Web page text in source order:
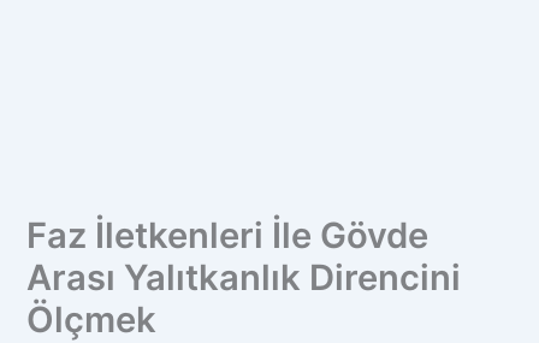
Faz İletkenleri İle Gövde
Arası Yalıtkanlık Direncini
Ölçmek